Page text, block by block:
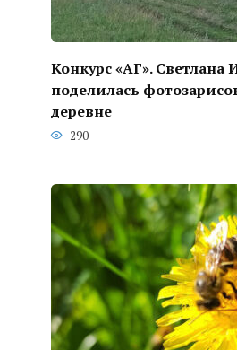
Конкурс «АГ». Светлана
поделилась
деревне
290